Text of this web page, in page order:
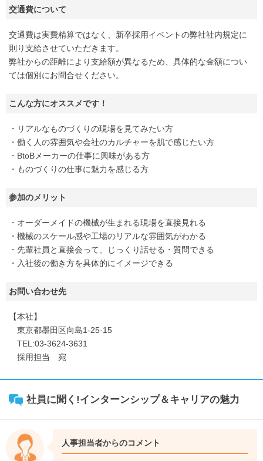
交通費について
交通費は実費精算ではなく、新卒採用イベントの弊社社内規定に
則り支給させていただきます。
弊社からの距離により支給額が異なるため、具体的な金額につい
ては個別にお問合せください。
こんな方にオススメです！
・リアルなものづくりの現場を見てみたい方
・働く人の雰囲気や会社のカルチャーを肌で感じたい方
・BtoBメーカーの仕事に興味がある方
・ものづくりの仕事に魅力を感じる方
参加のメリット
・オーダーメイドの機械が生まれる現場を直接見れる
・機械のスケール感や工場のリアルな雰囲気がわかる
・先輩社員と直接会って、じっくり話せる・質問できる
・入社後の働き方を具体的にイメージできる
お問い合わせ先
【本社】
東京都墨田区向島1-25-15
TEL:03-3624-3631
採用担当 宛
社員に聞く!インターンシップ＆キャリアの魅力
人事担当者からのコメント